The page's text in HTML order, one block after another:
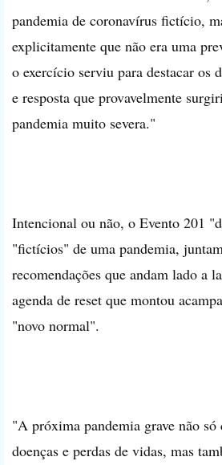
pandemia de coronavírus fictício,
explicitamente que não era uma
o exercício serviu para destacar os
e resposta que provavelmente
pandemia muito severa."
Intencional ou não, o Evento 201
"fictícios" de uma pandemia,
recomendações que andam lado a
agenda de reset que montou
"novo normal".
"A próxima pandemia grave não só
doenças e perdas de vidas, mas